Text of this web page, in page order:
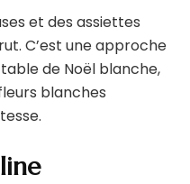
et des assiettes
C’est une approche
de Noël blanche,
blanches